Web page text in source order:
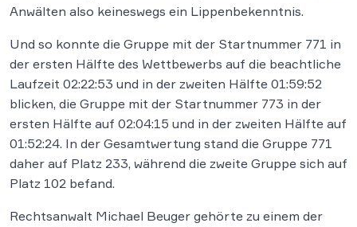
Anwälten also keineswegs ein Lippenbekenntnis.
Und so konnte die Gruppe mit der Startnummer 771 in
der ersten Hälfte des Wettbewerbs auf die beachtliche
Laufzeit 02:22:53 und in der zweiten Hälfte 01:59:52
blicken, die Gruppe mit der Startnummer 773 in der
ersten Hälfte auf 02:04:15 und in der zweiten Hälfte auf
01:52:24. In der Gesamtwertung stand die Gruppe 771
daher auf Platz 233, während die zweite Gruppe sich auf
Platz 102 befand.
Rechtsanwalt Michael Beuger gehörte zu einem der